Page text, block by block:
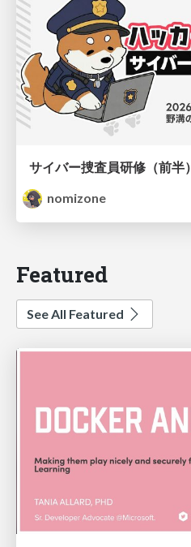
サイバー捜査員研修（前半）
nomizone
Featured
See All Featured